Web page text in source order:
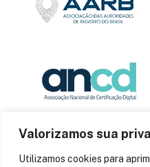
Valorizamos sua
Utilizamos cookies para